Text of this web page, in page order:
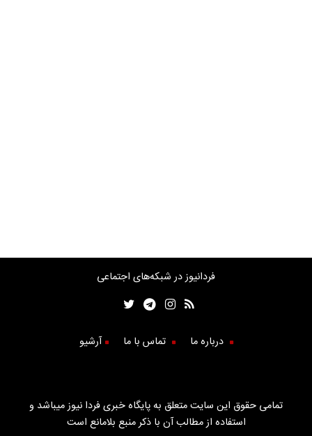
فردانیوز در شبکه‌های اجتماعی
درباره ما تماس با ما آرشیو
تمامی حقوق این سایت متعلق به پایگاه خبری فردا نیوز میباشد و
استفاده از مطالب آن با ذکر منبع بلامانع است